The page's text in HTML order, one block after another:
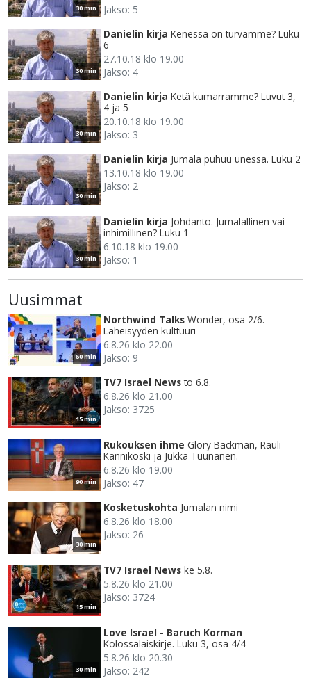
30 min
Jakso: 5
30 min
Danielin kirja Kenessä on turvamme? Luku
6
27.10.18 klo 19.00
Jakso: 4
30 min
Danielin kirja Ketä kumarramme? Luvut 3,
4 ja 5
20.10.18 klo 19.00
Jakso: 3
30 min
Danielin kirja Jumala puhuu unessa. Luku 2
13.10.18 klo 19.00
Jakso: 2
30 min
Danielin kirja Johdanto. Jumalallinen vai
inhimillinen? Luku 1
6.10.18 klo 19.00
Jakso: 1
Uusimmat
60 min
Northwind Talks Wonder, osa 2/6.
Läheisyyden kulttuuri
6.8.26 klo 22.00
Jakso: 9
15 min
TV7 Israel News to 6.8.
6.8.26 klo 21.00
Jakso: 3725
90 min
Rukouksen ihme Glory Backman, Rauli
Kannikoski ja Jukka Tuunanen.
6.8.26 klo 19.00
Jakso: 47
30 min
Kosketuskohta Jumalan nimi
6.8.26 klo 18.00
Jakso: 26
15 min
TV7 Israel News ke 5.8.
5.8.26 klo 21.00
Jakso: 3724
30 min
Love Israel - Baruch Korman
Kolossalaiskirje. Luku 3, osa 4/4
5.8.26 klo 20.30
Jakso: 242